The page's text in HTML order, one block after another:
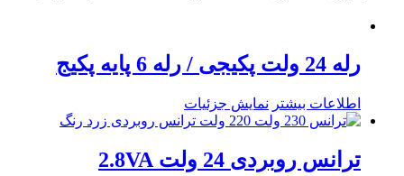
رله 24 ولت پکیجی / رله 6 پایه پکیج
اطلاعات بیشتر نمایش جزئیات
ترانس روبردی 24 ولت 2.8VA